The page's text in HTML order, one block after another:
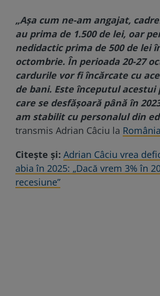
„Așa cum ne-am angajat,
au prima de 1.500 de lei, oar
nedidactic prima de 500 de lei
octombrie. În perioada 20-27
cardurile vor fi încărcate cu
de bani. Este începutul acestui
care se desfășoară până în
am stabilit cu personalul din
transmis Adrian Câciu la
Citește și: Adrian Câciu vrea
abia în 2025: „Dacă vrem 3% în
recesiune”